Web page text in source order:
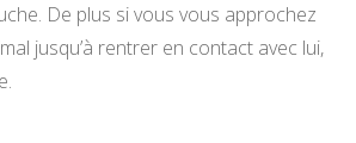
De plus si vous vous approchez
jusqu’à rentrer en contact avec lui,